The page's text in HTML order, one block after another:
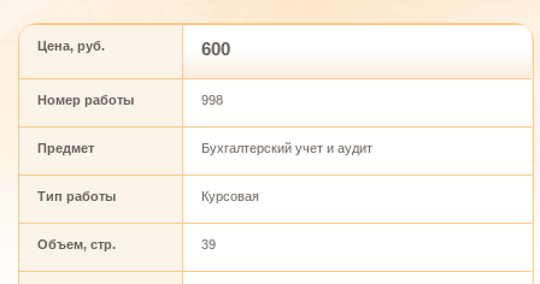
Цена, руб. 600
Номер работы 998
Предмет Бухгалтерский учет и аудит
Тип работы Курсовая
Объем, стр. 39